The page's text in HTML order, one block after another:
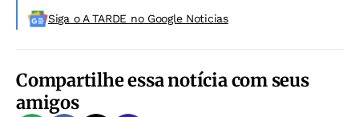
Siga o A TARDE no Google Noticias
Compartilhe essa notícia com seus
amigos